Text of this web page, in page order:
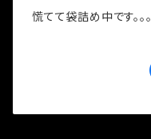
慌てて袋詰め中です。。。